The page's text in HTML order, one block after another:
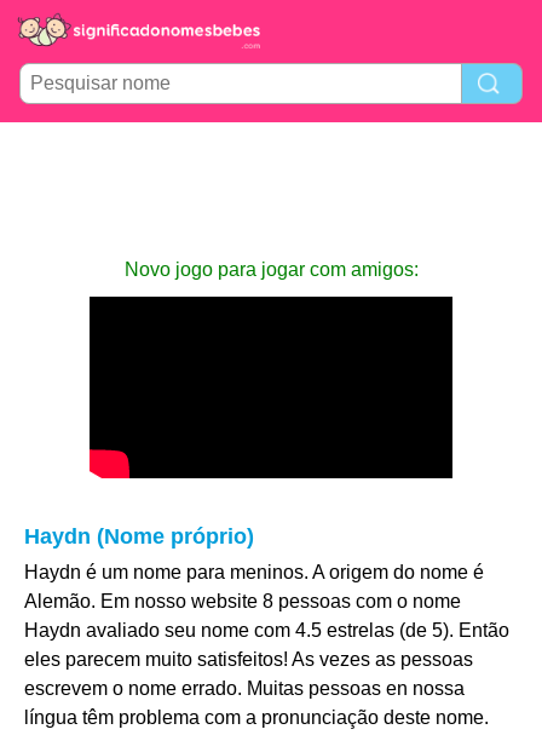
Novo jogo para jogar com amigos:
Haydn (Nome próprio)
Haydn é um nome para meninos. A origem do nome é
Alemão. Em nosso website 8 pessoas com o nome
Haydn avaliado seu nome com 4.5 estrelas (de 5). Então
eles parecem muito satisfeitos! As vezes as pessoas
escrevem o nome errado. Muitas pessoas en nossa
língua têm problema com a pronunciação deste nome.